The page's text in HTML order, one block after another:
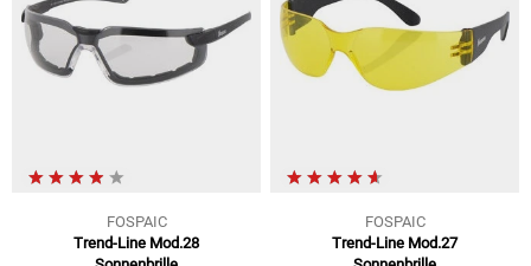
FOSPAIC
Trend-Line Mod.28
FOSPAIC
Trend-Line Mod.27